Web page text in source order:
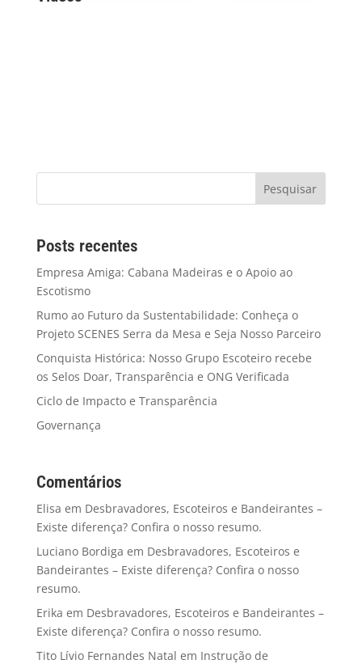
Posts recentes
Empresa Amiga: Cabana Madeiras e o Apoio ao
Escotismo
Rumo ao Futuro da Sustentabilidade: Conheça o
Projeto SCENES Serra da Mesa e Seja Nosso Parceiro
Conquista Histórica: Nosso Grupo Escoteiro recebe
os Selos Doar, Transparência e ONG Verificada
Ciclo de Impacto e Transparência
Governança
Comentários
Elisa em Desbravadores, Escoteiros e Bandeirantes –
Existe diferença? Confira o nosso resumo.
Luciano Bordiga em Desbravadores, Escoteiros e
Bandeirantes – Existe diferença? Confira o nosso
resumo.
Erika em Desbravadores, Escoteiros e Bandeirantes –
Existe diferença? Confira o nosso resumo.
Tito Lívio Fernandes Natal em Instrução de